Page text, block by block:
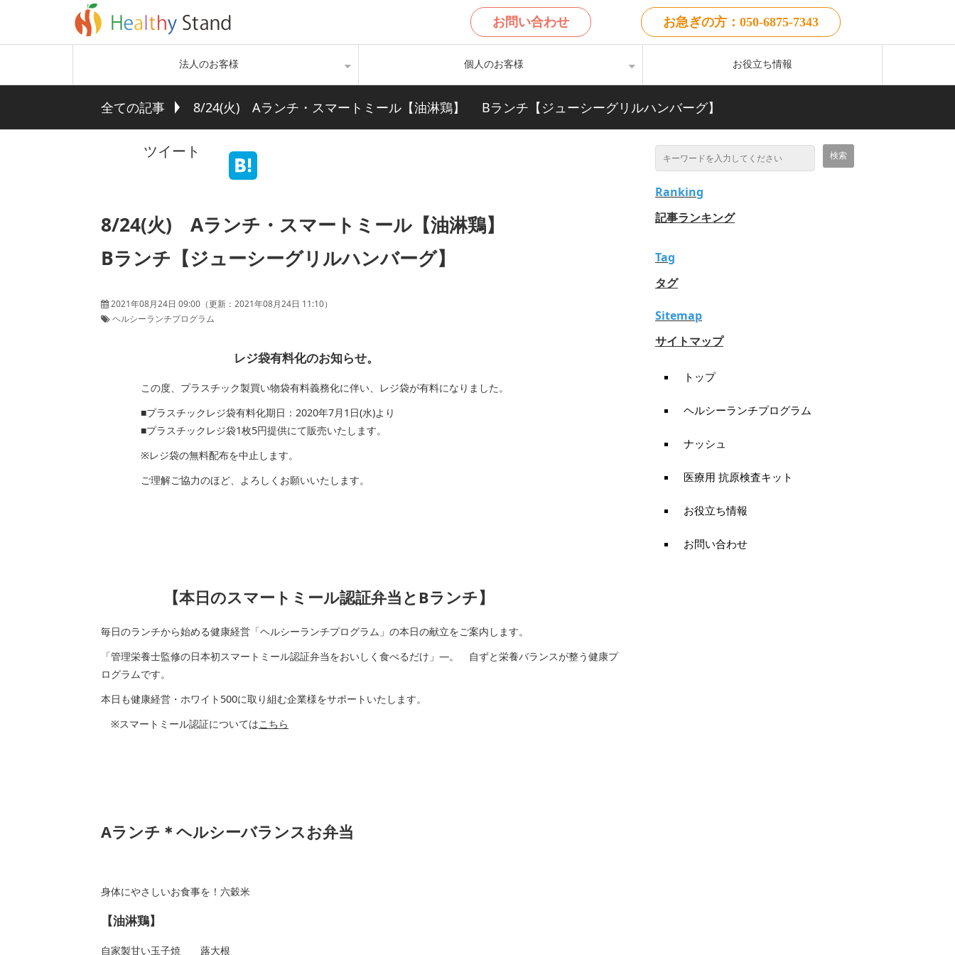
お問い合わせ お急ぎの方：050-6875-7343
法人のお客様 個人のお客様 お役立ち情報
全ての記事 8/24(火) Aランチ・スマートミール【油淋鶏】 Bランチ【ジューシーグリルハンバーグ】
ツイート
8/24(火) Aランチ・スマートミール【油淋鶏】
Bランチ【ジューシーグリルハンバーグ】
2021年08月24日 09:00 （更新： 2021年08月24日 11:10）
ヘルシーランチプログラム
レジ袋有料化のお知らせ。
この度、プラスチック製買い物袋有料義務化に伴い、レジ袋が有料になりました。
■プラスチックレジ袋有料化期日：2020年7月1日(水)より
■プラスチックレジ袋1枚5円提供にて販売いたします。
※レジ袋の無料配布を中止します。
ご理解ご協力のほど、よろしくお願いいたします。
【本日のスマートミール認証弁当とBランチ】
毎日のランチから始める健康経営「ヘルシーランチプログラム」の本日の献立をご案内します。
「管理栄養士監修の日本初スマートミール認証弁当をおいしく食べるだけ」―。 自ずと栄養バランスが整う健康プ
ログラムです。
本日も健康経営・ホワイト500に取り組む企業様をサポートいたします。
※スマートミール認証についてはこちら
Aランチ＊ヘルシーバランスお弁当
身体にやさしいお食事を！六穀米
【油淋鶏】
自家製甘い玉子焼 蕗大根
Ranking
記事ランキング
Tag
タグ
Sitemap
サイトマップ
トップ
ヘルシーランチプログラム
ナッシュ
医療用 抗原検査キット
お役立ち情報
お問い合わせ